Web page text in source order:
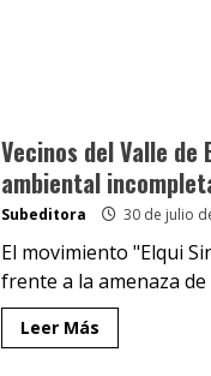
Vecinos del Valle
ambiental
Subeditora 30 de julio
El movimiento "Elqui
frente a la amenaza de
Leer Más